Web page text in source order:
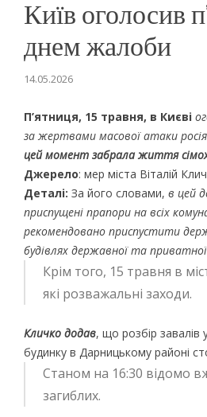
Київ оголосив
днем жалоби
14.05.2026
П’ятниця, 15 травня, в Києві
за жертвами масової атаки
цей момент забрала життя
Джерело: мер міста Віталій
Деталі: За його словами, в цей
приспущені прапори на всіх
рекомендовано приспустити
будівлях державної та
Крім того, 15 травня в
які розважальні заходи.
Кличко додав, що розбір
будинку в Дарницькому районі
Станом на 16:30 відомо
загиблих.